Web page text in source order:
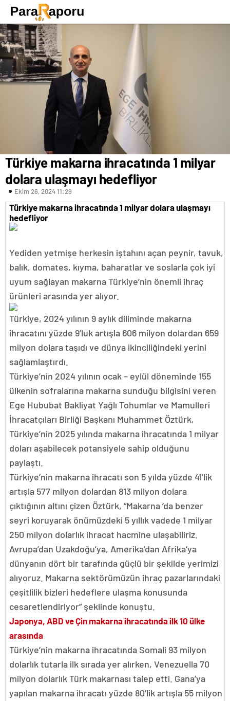
Türkiye makarna ihracatında 1 milyar
dolara ulaşmayı hedefliyor
Ekim 26, 2024 11:29
Türkiye makarna ihracatında 1 milyar dolara ulaşmayı
hedefliyor
Yediden yetmişe herkesin iştahını açan peynir, tavuk,
balık, domates, kıyma, baharatlar ve soslarla çok iyi
uyum sağlayan makarna Türkiye’nin önemli ihraç
ürünleri arasında yer alıyor.
Türkiye, 2024 yılının 9 aylık diliminde makarna
ihracatını yüzde 9’luk artışla 606 milyon dolardan 659
milyon dolara taşıdı ve dünya ikinciliğindeki yerini
sağlamlaştırdı.
Türkiye’nin 2024 yılının ocak – eylül döneminde 155
ülkenin sofralarına makarna sunduğu bilgisini veren
Ege Hububat Bakliyat Yağlı Tohumlar ve Mamulleri
İhracatçıları Birliği Başkanı Muhammet Öztürk,
Türkiye’nin 2025 yılında makarna ihracatında 1 milyar
doları aşabilecek potansiyele sahip olduğunu
paylaştı.
Türkiye’nin makarna ihracatı son 5 yılda yüzde 41’lik
artışla 577 milyon dolardan 813 milyon dolara
çıktığının altını çizen Öztürk, “Makarna ’da benzer
seyri koruyarak önümüzdeki 5 yıllık vadede 1 milyar
250 milyon dolarlık ihracat hacmine ulaşabiliriz.
Avrupa’dan Uzakdoğu’ya, Amerika’dan Afrika’ya
dünyanın dört bir tarafında güçlü bir şekilde yerimizi
alıyoruz. Makarna sektörümüzün ihraç pazarlarındaki
çeşitlilik bizleri hedeflere ulaşma konusunda
cesaretlendiriyor” şeklinde konuştu.
Japonya, ABD ve Çin makarna ihracatında ilk 10 ülke
arasında
Türkiye’nin makarna ihracatında Somali 93 milyon
dolarlık tutarla ilk sırada yer alırken, Venezuella 70
milyon dolarlık Türk makarnası talep etti. Gana’ya
yapılan makarna ihracatı yüzde 80’lik artışla 55 milyon